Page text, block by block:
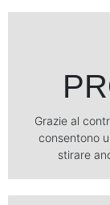
Grazie al
consentono
stirare